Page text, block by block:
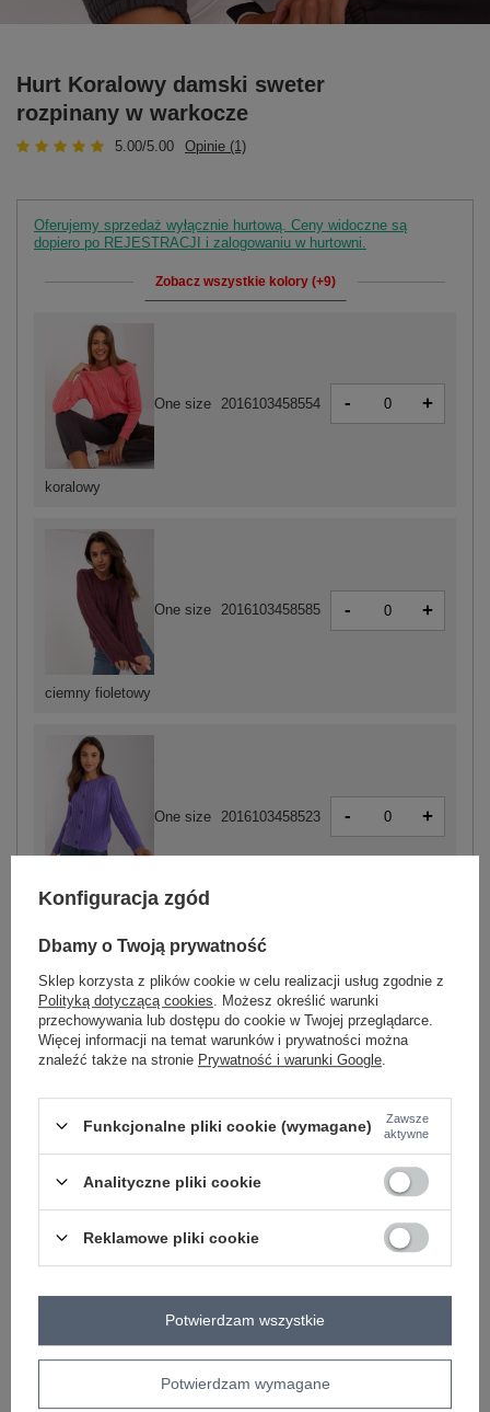
Hurt Koralowy damski sweter
rozpinany w warkocze
5.00/5.00 Opinie (1)
Oferujemy sprzedaż wyłącznie hurtową. Ceny widoczne są
dopiero po REJESTRACJI i zalogowaniu w hurtowni.
Zobacz wszystkie kolory (+9)
ciemny fioletowy
One size 2016103458585 - +
fioletowy
One size 2016103458523 - +
One size 2016103458387 - +
koralowy
One size 2016103458554 - +
ZALOGUJ SIĘ I ZOBACZ CENĘ
Masz pytanie? Chętnie pomożemy.
+48 601 547 740 Zadaj pytanie
skład materiału : 42% akryl, 28% nylon, 30% PBT
Konfiguracja zgód
Dbamy o Twoją prywatność
Sklep korzysta z plików cookie w celu realizacji usług zgodnie z
Polityką dotyczącą cookies . Możesz określić warunki
przechowywania lub dostępu do cookie w Twojej przeglądarce.
Więcej informacji na temat warunków i prywatności można
znaleźć także na stronie Prywatność i warunki Google
Funkcjonalne pliki cookie (wymagane)
Zawsze
aktywne
Analityczne pliki cookie
Reklamowe pliki cookie
Potwierdzam wymagane
Potwierdzam wszystkie